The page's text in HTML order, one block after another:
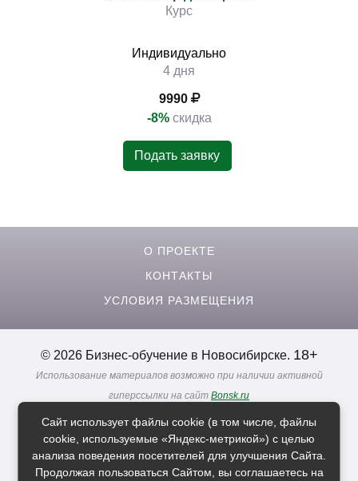
Курс
Индивидуально
4 дня
9990
-8% скидка
Подать заявку
О ПРОЕКТЕ
КОНТАКТЫ
УСЛОВИЯ РАЗМЕЩЕНИЯ
© 2026 Бизнес-обучение в Новосибирске. 18+
Использование материалов возможно при наличии активной
гиперссылки на сайт Bonsk.ru
Политика в отношении
обработки персональных данных
Сайт использует файлы cookie (в том числе, файлы
cookie, используемые «Яндекс-метрикой») с целью
анализа поведения посетителей для улучшения Сайта.
Продолжая пользоваться Сайтом, вы соглашаетесь на